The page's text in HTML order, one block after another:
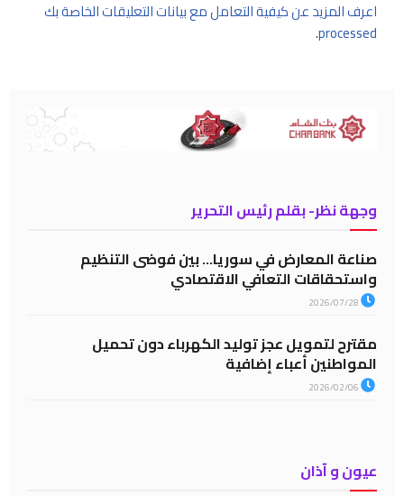
اعرف المزيد عن كيفية التعامل مع بيانات التعليقات الخاصة بك
processed
.
وجهة نظر- بقلم رئيس التحرير
صناعة المعارض في سوريا… بين فوضى التنظيم
واستحقاقات التعافي الاقتصادي
مقترح لتمويل عجز توليد الكهرباء دون تحميل
المواطنين أعباء إضافية
عيون و آذان